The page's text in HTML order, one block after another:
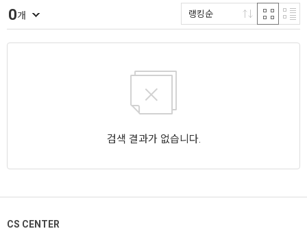
0개 랭킹순
검색 결과가 없습니다.
CS CENTER